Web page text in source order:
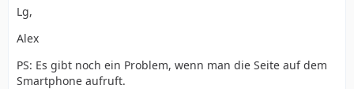
Lg,
Alex
PS: Es gibt noch ein Problem, wenn man die Seite auf dem
Smartphone aufruft.